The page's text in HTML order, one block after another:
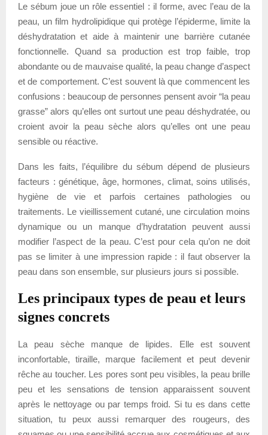
Le sébum joue un rôle essentiel : il forme, avec l’eau de la
peau, un film hydrolipidique qui protège l’épiderme, limite la
déshydratation et aide à maintenir une barrière cutanée
fonctionnelle. Quand sa production est trop faible, trop
abondante ou de mauvaise qualité, la peau change d’aspect
et de comportement. C’est souvent là que commencent les
confusions : beaucoup de personnes pensent avoir “la peau
grasse” alors qu’elles ont surtout une peau déshydratée, ou
croient avoir la peau sèche alors qu’elles ont une peau
sensible ou réactive.
Dans les faits, l’équilibre du sébum dépend de plusieurs
facteurs : génétique, âge, hormones, climat, soins utilisés,
hygiène de vie et parfois certaines pathologies ou
traitements. Le vieillissement cutané, une circulation moins
dynamique ou un manque d’hydratation peuvent aussi
modifier l’aspect de la peau. C’est pour cela qu’on ne doit
pas se limiter à une impression rapide : il faut observer la
peau dans son ensemble, sur plusieurs jours si possible.
Les principaux types de peau et leurs
signes concrets
La peau sèche manque de lipides. Elle est souvent
inconfortable, tiraille, marque facilement et peut devenir
rêche au toucher. Les pores sont peu visibles, la peau brille
peu et les sensations de tension apparaissent souvent
après le nettoyage ou par temps froid. Si tu es dans cette
situation, tu peux aussi remarquer des rougeurs, des